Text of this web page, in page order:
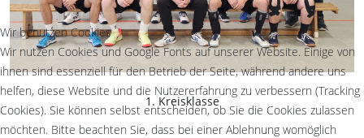
1. Kreisklasse
Wir benutzen Cookies
Wir nutzen Cookies und Google Fonts auf unserer Website. Einige von
ihnen sind essenziell für den Betrieb der Seite, während andere uns
helfen, diese Website und die Nutzererfahrung zu verbessern (Tracking
Cookies). Sie können selbst entscheiden, ob Sie die Cookies zulassen
möchten. Bitte beachten Sie, dass bei einer Ablehnung womöglich